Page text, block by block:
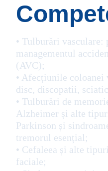
• Tulburări vasculare:
managementul
(AVC);
• Afecțiunile coloanei
disc, discopatii,
• Tulburări de
Alzheimer și alte
Parkinson și
tremorul esențial;
• Cefaleea și alte
faciale;